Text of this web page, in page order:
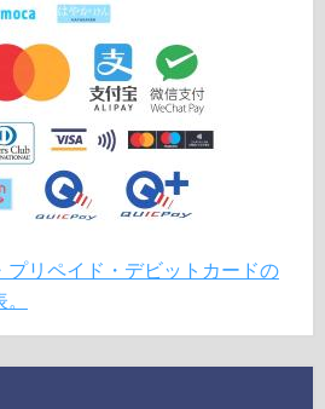
プリペイド・デビットカードの